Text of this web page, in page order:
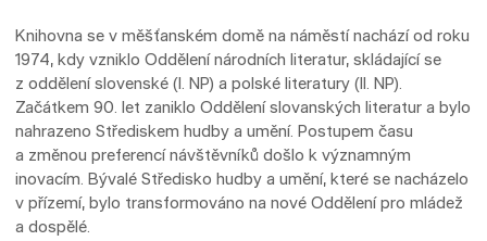
Knihovna se v měšťanském domě na náměstí nachází od roku
1974, kdy vzniklo Oddělení národních literatur, skládající se
z oddělení slovenské (I. NP) a polské literatury (II. NP).
Začátkem 90. let zaniklo Oddělení slovanských literatur a bylo
nahrazeno Střediskem hudby a umění. Postupem času
a změnou preferencí návštěvníků došlo k významným
inovacím. Bývalé Středisko hudby a umění, které se nacházelo
v přízemí, bylo transformováno na nové Oddělení pro mládež
a dospělé.